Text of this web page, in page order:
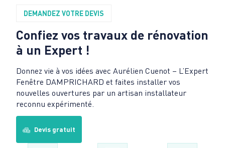
DEMANDEZ VOTRE DEVIS
Confiez vos travaux de rénovation
à un Expert !
Donnez vie à vos idées avec Aurélien Cuenot – L’Expert
Fenêtre DAMPRICHARD et faites installer vos
nouvelles ouvertures par un artisan installateur
reconnu expérimenté.
Devis gratuit